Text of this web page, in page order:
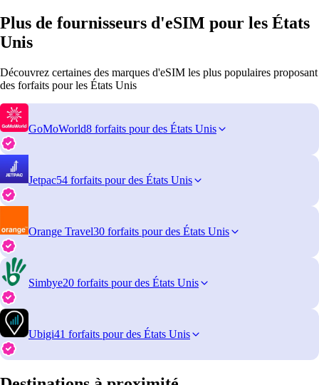
Plus de fournisseurs d'eSIM pour les États
Unis
Découvrez certaines des marques d'eSIM les plus populaires proposant
des forfaits pour les États Unis
GoMoWorld8 forfaits pour des États Unis
Jetpac54 forfaits pour des États Unis
Orange Travel30 forfaits pour des États Unis
Simbye20 forfaits pour des États Unis
Ubigi41 forfaits pour des États Unis